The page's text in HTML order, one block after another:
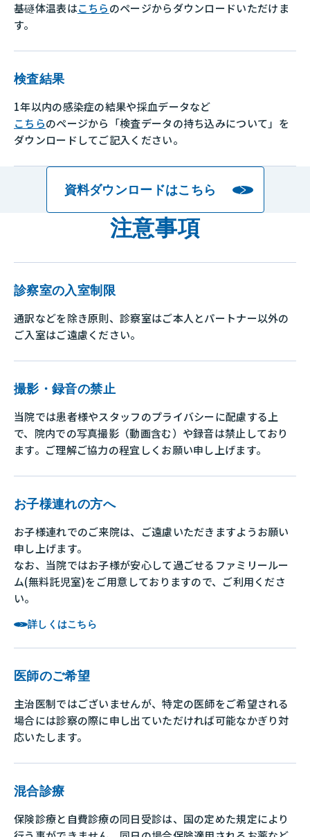
基礈体温表はこちらのページからダウンロードいただけま
す。
検査結果
1年以内の感染症の結果や採血データなど
こちらのページから 「検査データの持ち込みについて」を
ダウンロードしてご記入ください。
資料ダウンロードはこちら
注意事項
診察室の入室制限
通訳などを除き原則、診察室はご本人とパートナー以外の
ご入室はご遠慮ください。
撮影・録音の禁止
当院では患者様やスタッフのプライバシーに配慮する上
で、院内での写真撮影（動画含む）や録音は禁止しており
ます。ご理解ご協力の程宜しくお願い申し上げます。
お子様連れの方へ
お子様連れでのご来院は、ご遠慮いただきますようお願い
申し上げます。
なお、当院ではお子様が安心して過ごせるファミリールー
ム(無料託児室)をご用意しておりますので、ご利用くださ
い。
詳しくはこちら
医師のご希望
主治医制ではございませんが、特定の医師をご希望される
場合には診察の際に申し出ていただければ可能なかぎり対
応いたします。
混合診療
保険診療と自費診療の同日受診は、国の定めた規定により